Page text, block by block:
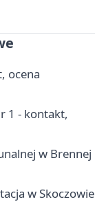
ocena
1 - kontakt,
w Brennej
w Skoczowie